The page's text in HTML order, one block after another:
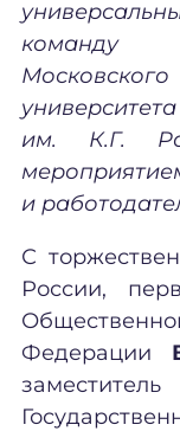
команду
им. К.Г.
и
С
России,
Федерации